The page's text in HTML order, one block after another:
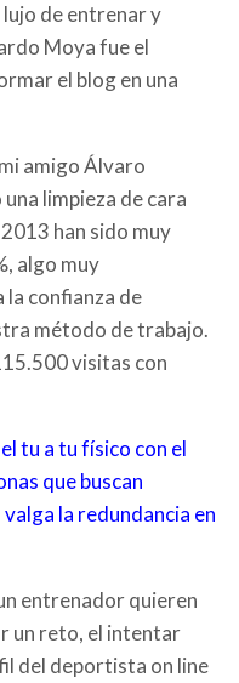
de entrenar y
Moya fue el
el blog en una
amigo Álvaro
limpieza de cara
han sido muy
algo muy
confianza de
método de trabajo.
visitas con
tu a tu físico con el
que buscan
la redundancia en
entrenador quieren
un reto, el intentar
del deportista on line